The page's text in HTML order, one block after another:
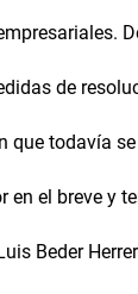
de
que todavía
en el breve y
Beder